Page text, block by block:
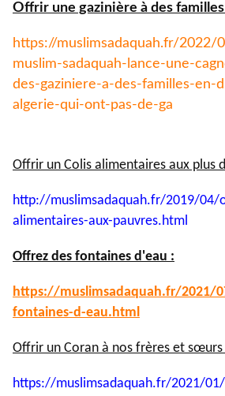
Offrir une gazinière à des
https://muslimsadaquah.fr/2022/
muslim-sadaquah-lance-une-
des-gaziniere-a-des-familles-en-
algerie-qui-ont-pas-de-ga
Offrir un Colis alimentaires aux plus
http://muslimsadaquah.fr/2019/04/
alimentaires-aux-pauvres.html
Offrez des fontaines d'eau :
https://muslimsadaquah.fr/2021/
fontaines-d-eau.html
Offrir un Coran à nos frères et sœurs
https://muslimsadaquah.fr/2021/